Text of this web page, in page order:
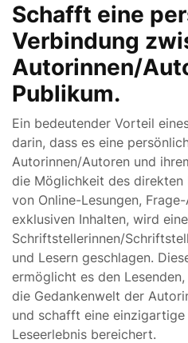
Schafft eine
Verbindung
Autorinnen/
Publikum.
Ein bedeutender Vorteil
darin, dass es eine
Autorinnen/Autoren und
die Möglichkeit des direkten
von Online-Lesungen,
exklusiven Inhalten, wird
Schriftstellerinnen/
und Lesern geschlagen.
ermöglicht es den
die Gedankenwelt der
und schafft eine einzigartige
Leseerlebnis bereichert.